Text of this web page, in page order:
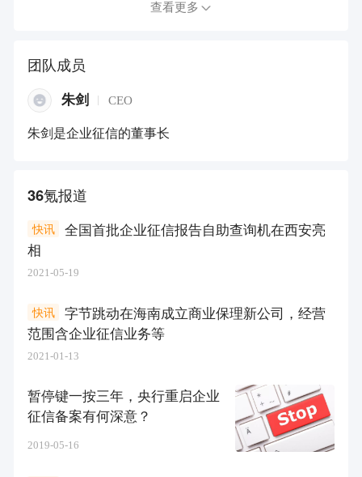
查看更多
团队成员
朱剑 CEO
朱剑是企业征信的董事长
36氪报道
全国首批企业征信报告自助查询机在西安亮
相
快讯
2021-05-19
字节跳动在海南成立商业保理新公司，经营
范围含企业征信业务等
快讯
2021-01-13
暂停键一按三年，央行重启企业
征信备案有何深意？
2019-05-16